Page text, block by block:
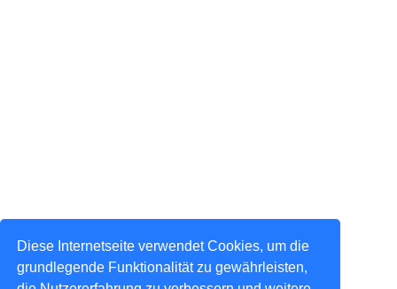
Diese Internetseite verwendet Cookies, um die
grundlegende Funktionalität zu gewährleisten,